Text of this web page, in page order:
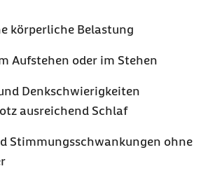
körperliche Belastung
Aufstehen oder im Stehen
Denkschwierigkeiten
ausreichend Schlaf
Stimmungsschwankungen ohne